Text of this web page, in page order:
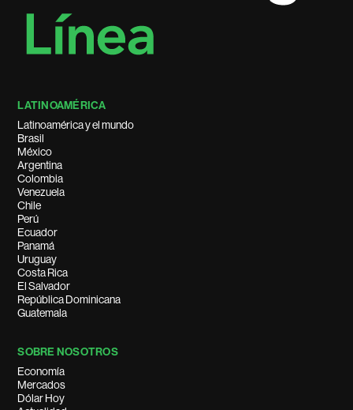
LATINOAMÉRICA
Latinoamérica y el mundo
Brasil
México
Argentina
Colombia
Venezuela
Chile
Perú
Ecuador
Panamá
Uruguay
Costa Rica
El Salvador
República Dominicana
Guatemala
SOBRE NOSOTROS
Economía
Mercados
Dólar Hoy